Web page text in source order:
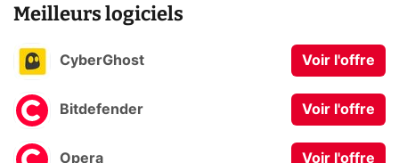
Meilleurs logiciels
CyberGhost Voir l'offre
Bitdefender Voir l'offre
Opera Voir l'offre